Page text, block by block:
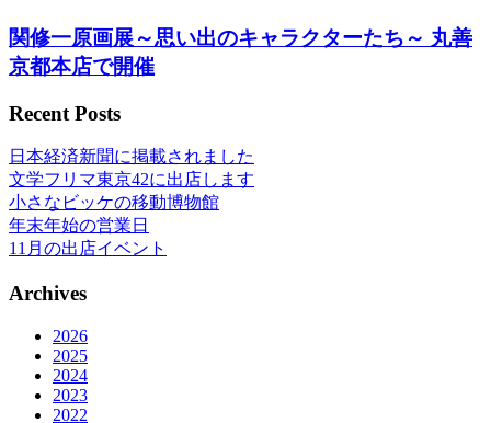
関修一原画展～思い出のキャラクターたち～ 丸善
京都本店で開催
Recent Posts
日本経済新聞に掲載されました
文学フリマ東京42に出店します
小さなビッケの移動博物館
年末年始の営業日
11月の出店イベント
Archives
2026
2025
2024
2023
2022